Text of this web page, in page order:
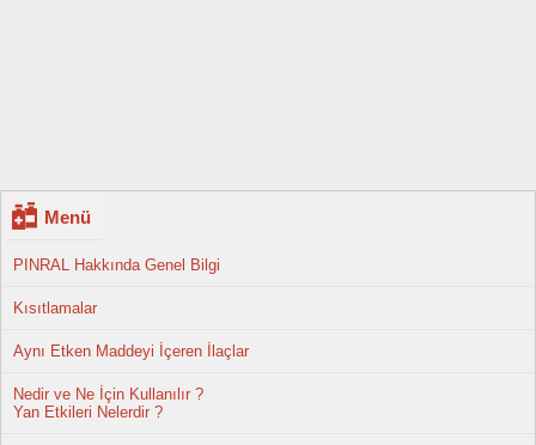
Menü
PINRAL Hakkında Genel Bilgi
Kısıtlamalar
Aynı Etken Maddeyi İçeren İlaçlar
Nedir ve Ne İçin Kullanılır ?
Yan Etkileri Nelerdir ?